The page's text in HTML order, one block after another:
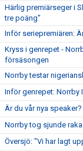
Härlig premiärseger i
tre poäng"
Inför seriepremiären:
Kryss i genrepet -
försäsongen
Norrby testar
Inför genrepet: Norrby
Är du vår nya speaker?
Norrby tog sjunde
Översjö: "Vi har lagt